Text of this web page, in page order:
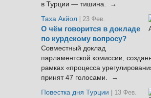
в Турции — тишина. →
Таха Акйол | 23 Фев.
О чём говорится в докладе
по курдскому вопросу?
Совместный доклад
парламентской комиссии,
рамках «процесса
принят 47 голосами. →
Повестка дня Турции
| 13 Фев.